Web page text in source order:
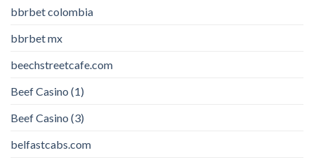
bbrbet colombia
bbrbet mx
beechstreetcafe.com
Beef Casino (1)
Beef Casino (3)
belfastcabs.com